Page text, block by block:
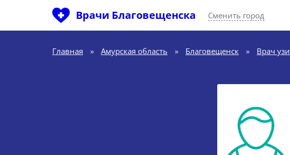
Врачи Благовещенска Сменить город
Главная » Амурская область » Благовещенск » Врач узи